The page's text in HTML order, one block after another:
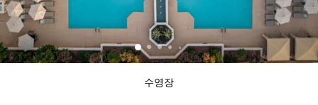
수영장